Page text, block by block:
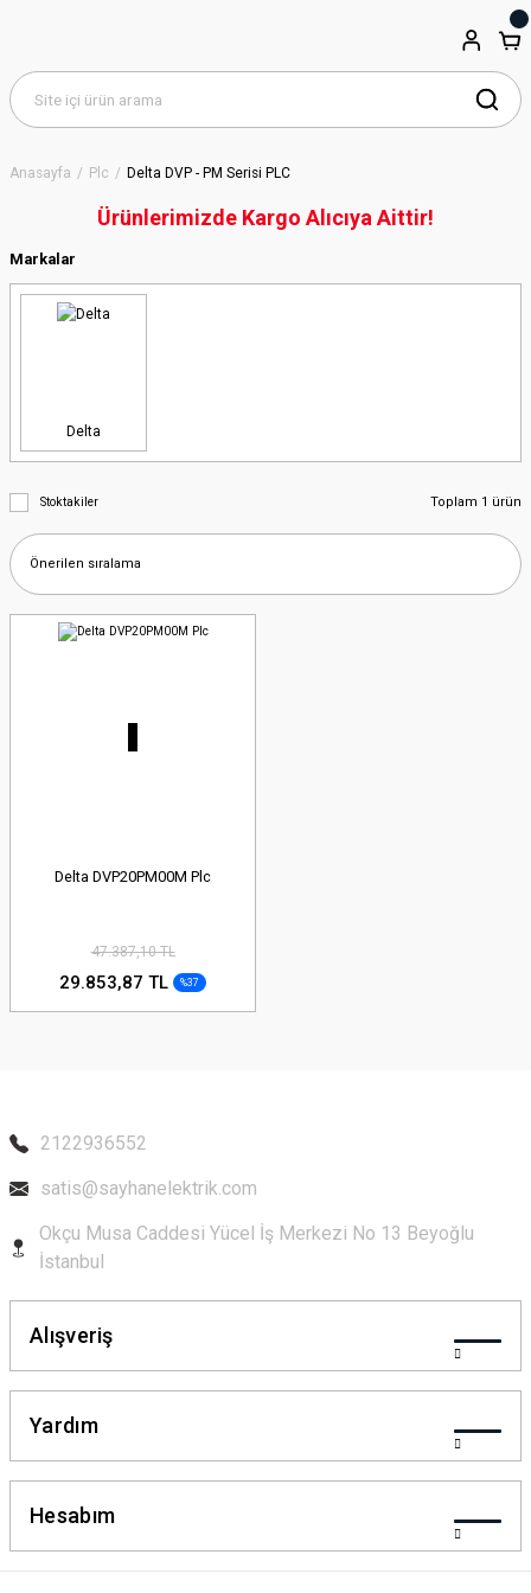
Anasayfa Plc Delta DVP - PM Serisi PLC
Ürünlerimizde Kargo Alıcıya Aittir!
Markalar
Delta
Stoktakiler Toplam 1 ürün
Delta DVP20PM00M Plc
47.387,10 TL
29.853,87 TL %37
2122936552
satis@sayhanelektrik.com
Okçu Musa Caddesi Yücel İş Merkezi No 13 Beyoğlu
İstanbul
Alışveriş
Yardım
Hesabım